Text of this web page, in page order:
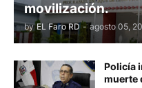
movilización.
by EL Faro RD - agosto 05,
Policía
muerte